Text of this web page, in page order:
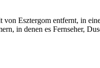
Esztergom entfernt, in
in denen es Fernseher,